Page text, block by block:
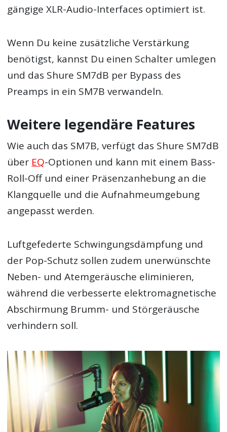
gängige XLR-Audio-Interfaces optimiert ist.
Wenn Du keine zusätzliche Verstärkung
benötigst, kannst Du einen Schalter umlegen
und das Shure SM7dB per Bypass des
Preamps in ein SM7B verwandeln.
Weitere legendäre Features
Wie auch das SM7B, verfügt das Shure SM7dB
über EQ-Optionen und kann mit einem Bass-
Roll-Off und einer Präsenzanhebung an die
Klangquelle und die Aufnahmeumgebung
angepasst werden.
Luftgefederte Schwingungsdämpfung und
der Pop-Schutz sollen zudem unerwünschte
Neben- und Atemgeräusche eliminieren,
während die verbesserte elektromagnetische
Abschirmung Brumm- und Störgeräusche
verhindern soll.